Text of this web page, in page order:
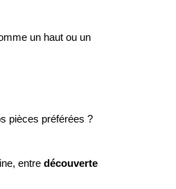
un haut ou un
pièces préférées ?
entre découverte